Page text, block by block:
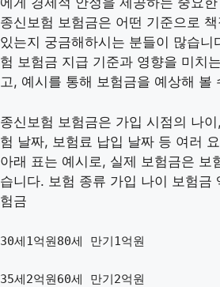
종신보험 보험금은 어떤 기준으로
있는지 궁금해하시는 분들이 많습니
험 보험금 지급 기준과 영향을 미치
고, 예시를 통해 보험금을 예상해 볼
종신보험 보험금은 가입 시점의 나
험 날짜, 보험료 납입 날짜 등 여러
아래 표는 예시로, 실제 보험금은 보
습니다. 보험 종류 가입 나이 보험금
험금
30세1억원80세 만기1억원
35세2억원60세 만기2억원